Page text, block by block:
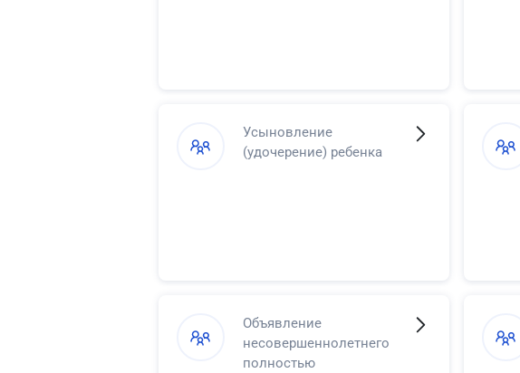
Усыновление
(удочерение) ребенка
Объявление
несовершеннолетнего
полностью